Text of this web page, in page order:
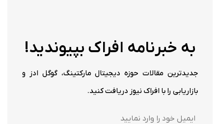
به خبرنامه افراک بپیوندید!
جدیدترین مقالات حوزه دیجیتال مارکتینگ، گوگل ادز و
بازاریابی را با افراک نیوز دریافت کنید.